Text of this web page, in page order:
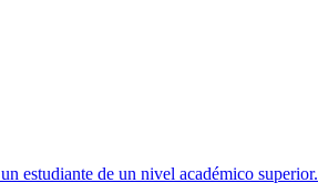
estudiante de un nivel académico superior.